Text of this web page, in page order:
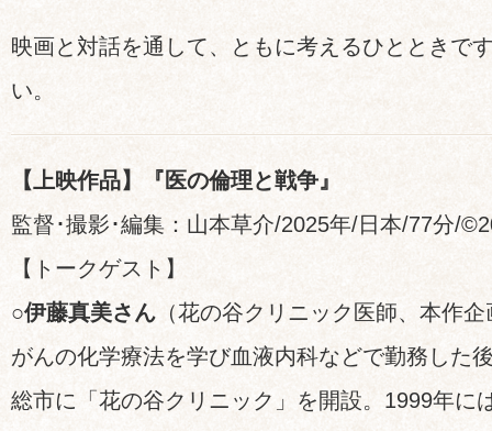
映画と対話を通して、ともに考えるひとときで
い。
【上映作品】『医の倫理と戦争』
監督･撮影･編集：山本草介/2025年/日本/77分
【トークゲスト】
○伊藤真美さん （花の谷クリニック医師、本作
がんの化学療法を学び血液内科などで勤務した
総市に「花の谷クリニック」を開設。1999年に